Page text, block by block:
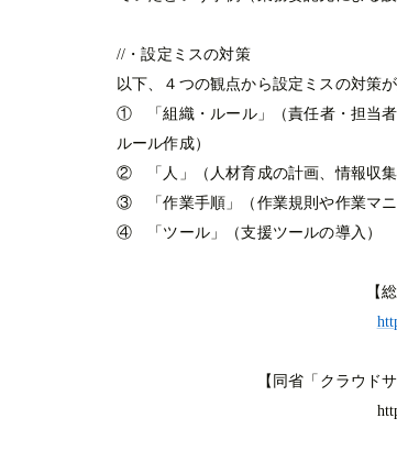
// ・設定ミスの対策
以下、４つの観点から設定ミスの対策
① 「組織・ルール」（責任者・担当者
ルール作成）
② 「人」（人材育成の計画、情報収集
③ 「作業手順」（作業規則や作業マニ
④ 「ツール」（支援ツールの導入）
【
【同省「クラウド